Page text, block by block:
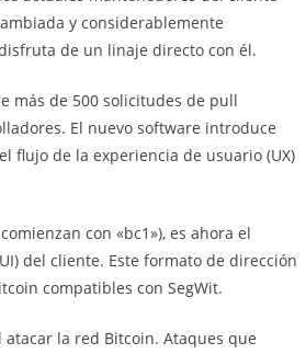
y considerablemente
de un linaje directo con él.
más de 500 solicitudes de pull
El nuevo software introduce
flujo de la experiencia de usuario (UX)
con «bc1»), es ahora el
del cliente. Este formato de dirección
compatibles con SegWit.
la red Bitcoin. Ataques que